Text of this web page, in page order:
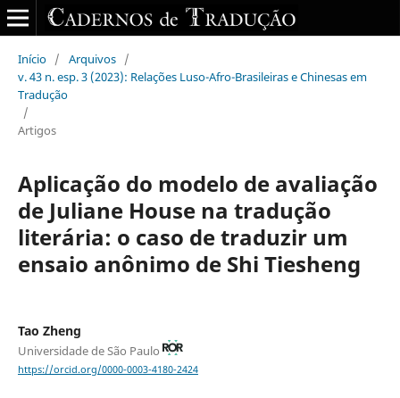
Início / Arquivos /
v. 43 n. esp. 3 (2023): Relações Luso-Afro-Brasileiras e Chinesas em
Tradução
/
Artigos
Aplicação do modelo de avaliação
de Juliane House na tradução
literária: o caso de traduzir um
ensaio anônimo de Shi Tiesheng
Tao Zheng
Universidade de São Paulo
https://orcid.org/0000-0003-4180-2424